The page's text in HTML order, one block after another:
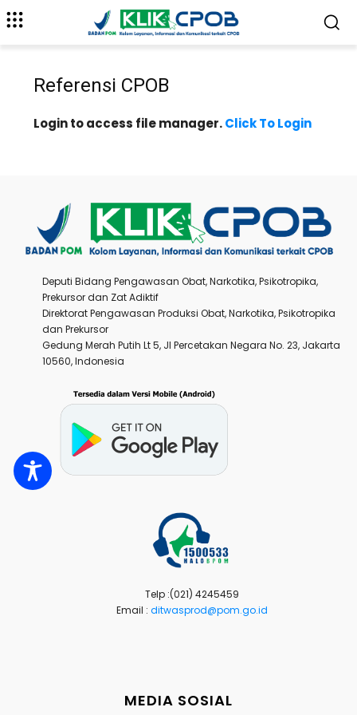
Referensi CPOB
Login to access file manager.Click To Login
Deputi Bidang Pengawasan Obat, Narkotika, Psikotropika,
Prekursor dan Zat Adiktif
Direktorat Pengawasan Produksi Obat, Narkotika, Psikotropika
dan Prekursor
Gedung Merah Putih Lt 5, Jl Percetakan Negara No. 23, Jakarta
10560, Indonesia
Telp :(021) 4245459
Email : ditwasprod@pom.go.id
MEDIA SOSIAL